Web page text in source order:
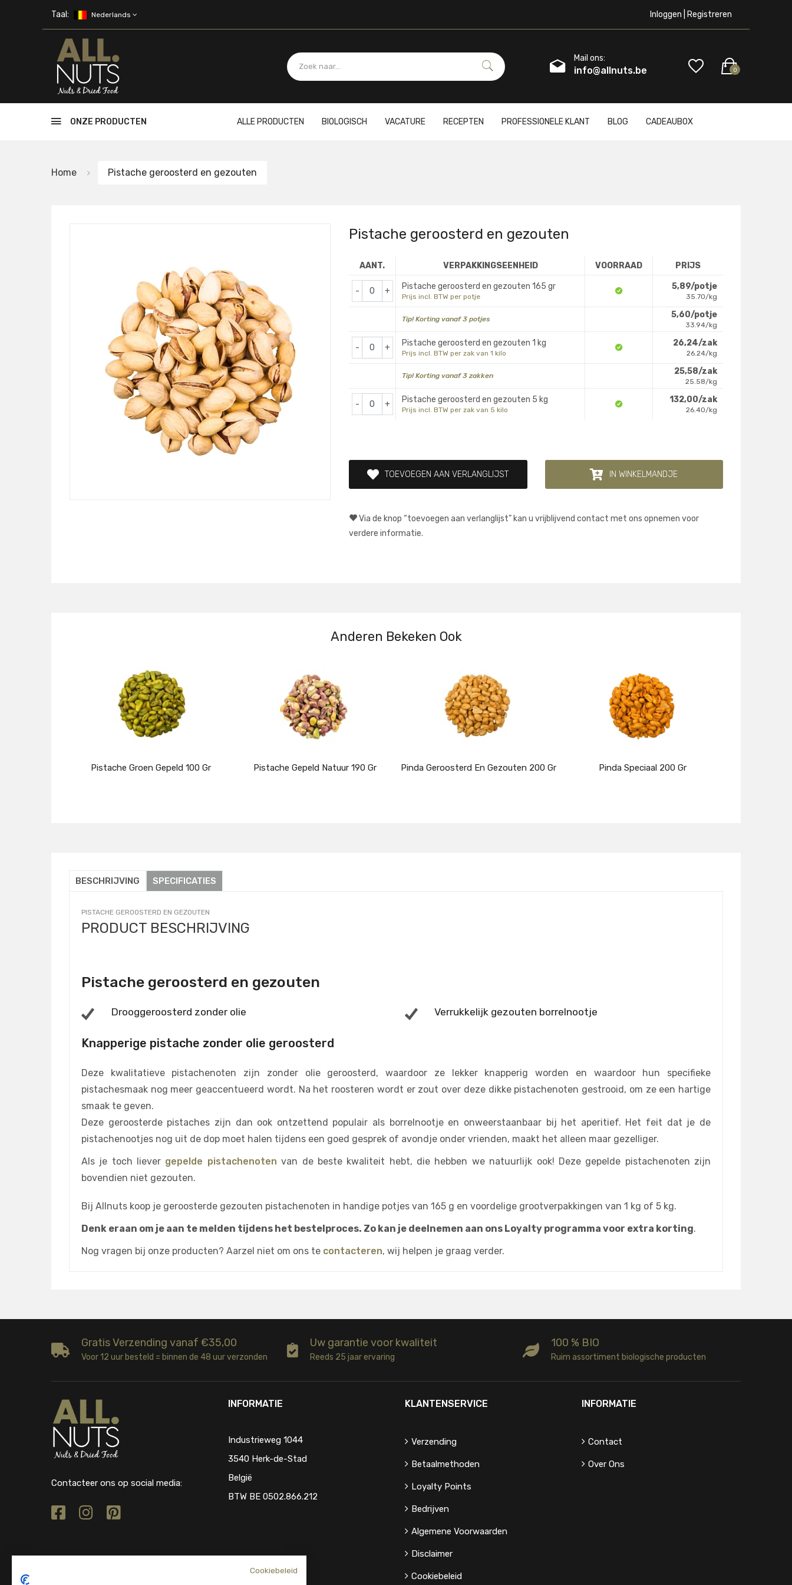
Taal: Nederlands Inloggen | Registreren
Mail ons:
info@allnuts.be 0
ONZE PRODUCTEN ALLE PRODUCTEN BIOLOGISCH VACATURE RECEPTEN PROFESSIONELE KLANT BLOG CADEAUBOX
Home Pistache geroosterd en gezouten
Pistache geroosterd en gezouten
AANT. VERPAKKINGSEENHEID VOORRAAD PRIJS
- + Pistache geroosterd en gezouten 165 gr
Prijs incl. BTW per potje
5,89/potje
35.70/kg
Tip! Korting vanaf 3 potjes 5,60/potje
33.94/kg
- + Pistache geroosterd en gezouten 1 kg
Prijs incl. BTW per zak van 1 kilo
26,24/zak
26.24/kg
Tip! Korting vanaf 3 zakken 25,58/zak
25.58/kg
- + Pistache geroosterd en gezouten 5 kg
Prijs incl. BTW per zak van 5 kilo
132,00/zak
26.40/kg
TOEVOEGEN AAN VERLANGLIJST IN WINKELMANDJE
Via de knop “toevoegen aan verlanglijst” kan u vrijblijvend contact met ons opnemen voor
verdere informatie.
Anderen Bekeken Ook
Pistache Groen Gepeld 100 Gr Pistache Gepeld Natuur 190 Gr Pinda Geroosterd En Gezouten 200 Gr Pinda Speciaal 200 Gr
BESCHRIJVING SPECIFICATIES
PISTACHE GEROOSTERD EN GEZOUTEN
PRODUCT BESCHRIJVING
Pistache geroosterd en gezouten
Drooggeroosterd zonder olie Verrukkelijk gezouten borrelnootje
Knapperige pistache zonder olie geroosterd
Deze kwalitatieve pistachenoten zijn zonder olie geroosterd, waardoor ze lekker knapperig worden en waardoor hun specifieke
pistachesmaak nog meer geaccentueerd wordt. Na het roosteren wordt er zout over deze dikke pistachenoten gestrooid, om ze een hartige
smaak te geven.
Deze geroosterde pistaches zijn dan ook ontzettend populair als borrelnootje en onweerstaanbaar bij het aperitief. Het feit dat je de
pistachenootjes nog uit de dop moet halen tijdens een goed gesprek of avondje onder vrienden, maakt het alleen maar gezelliger.
Als je toch liever gepelde pistachenoten van de beste kwaliteit hebt, die hebben we natuurlijk ook! Deze gepelde pistachenoten zijn
bovendien niet gezouten.
Bij Allnuts koop je geroosterde gezouten pistachenoten in handige potjes van 165 g en voordelige grootverpakkingen van 1 kg of 5 kg.
Denk eraan om je aan te melden tijdens het bestelproces. Zo kan je deelnemen aan ons Loyalty programma voor extra korting.
Nog vragen bij onze producten? Aarzel niet om ons te contacteren, wij helpen je graag verder.
Gratis Verzending vanaf €35,00
Voor 12 uur besteld = binnen de 48 uur verzonden
Uw garantie voor kwaliteit
Reeds 25 jaar ervaring
100 % BIO
Ruim assortiment biologische producten
Contacteer ons op social media:
INFORMATIE
Industrieweg 1044
3540 Herk-de-Stad
België
BTW BE 0502.866.212
KLANTENSERVICE
Verzending
Betaalmethoden
Loyalty Points
Bedrijven
Algemene Voorwaarden
Disclaimer
Cookiebeleid
INFORMATIE
Contact
Over Ons
Cookiebeleid